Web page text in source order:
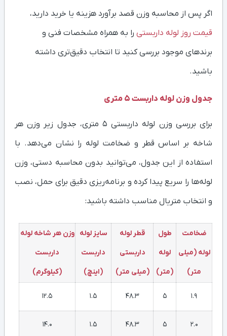
اگر پس از محاسبه وزن قصد برآورد هزینه یا خرید دارید،
قیمت روز لوله داربستی را به همراه مشخصات فنی و
برندهای موجود بررسی کنید تا انتخاب دقیق‌تری داشته
باشید.
جدول وزن لوله داربست 5 متری
برای بررسی وزن لوله داربستی ۵ متری، جدول زیر وزن هر
شاخه بر اساس قطر و ضخامت لوله را نشان می‌دهد. با
استفاده از این جدول، می‌توانید بدون محاسبه دستی، وزن
لوله‌ها را سریع پیدا کرده و برنامه‌ریزی دقیق برای حمل، نصب
و انتخاب متریال مناسب داشته باشید:
ضخامت
لوله (میلی‌
متر)
طول
لوله
(متر)
قطر لوله
داربستی
(میلی‌ متر)
سایز لوله
داربست
(اینچ)
وزن هر شاخه لوله
داربست
(کیلوگرم)
1.9
5
48.3
1.5
12.5
2.0
5
48.3
1.5
14.0